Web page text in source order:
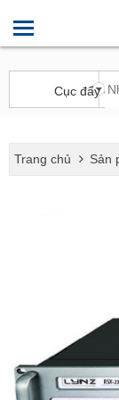
Trang chủ Sản